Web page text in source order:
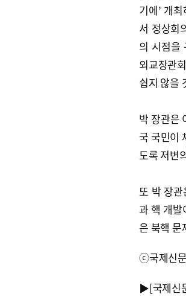
기에’ 개
서 정상회
의 시점을
외교장관
쉽지 않을
박 장관은
국 국민이
도록 저변
또 박 장
과 핵 개발
은 북핵 문
ⓒ국제신
▶[국제신